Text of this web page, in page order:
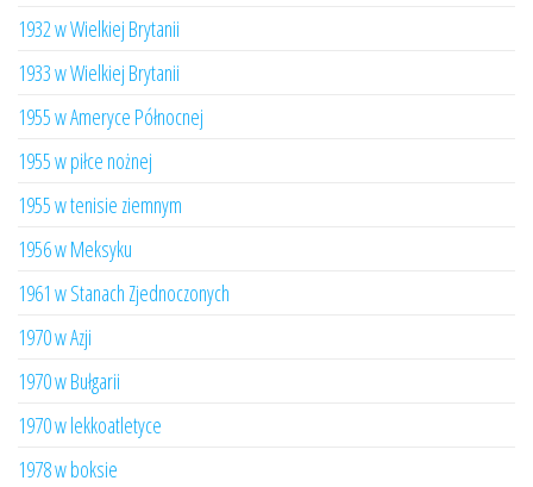
1932 w Wielkiej Brytanii
1933 w Wielkiej Brytanii
1955 w Ameryce Północnej
1955 w piłce nożnej
1955 w tenisie ziemnym
1956 w Meksyku
1961 w Stanach Zjednoczonych
1970 w Azji
1970 w Bułgarii
1970 w lekkoatletyce
1978 w boksie